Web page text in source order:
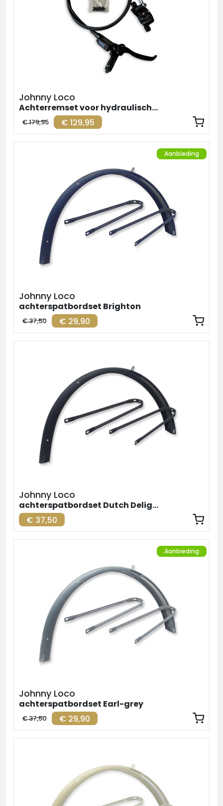
Johnny Loco
Achterremset voor hydraulische remmen
€ 129,95
€ 179,95
Aanbieding
Johnny Loco
achterspatbordset Brighton
€ 29,90
€ 37,50
Johnny Loco
achterspatbordset Dutch Delight
€ 37,50
Aanbieding
Johnny Loco
achterspatbordset Earl-grey
€ 29,90
€ 37,50